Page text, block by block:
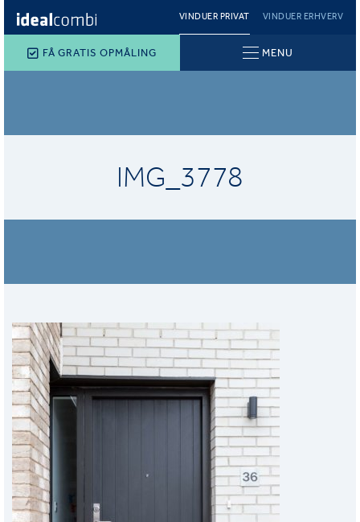
VINDUER PRIVAT VINDUER ERHVERV
FÅ GRATIS OPMÅLING MENU
IMG_3778